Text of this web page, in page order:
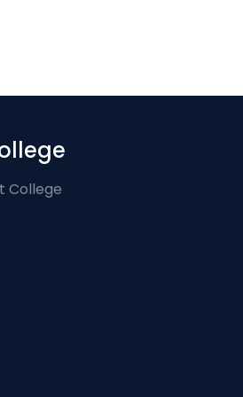
College